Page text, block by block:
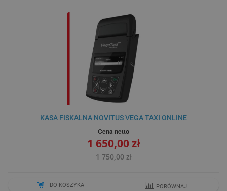
KASA FISKALNA NOVITUS VEGA TAXI ONLINE
Cena netto
1 650,00 zł
1 750,00 zł
DO KOSZYKA PORÓWNAJ